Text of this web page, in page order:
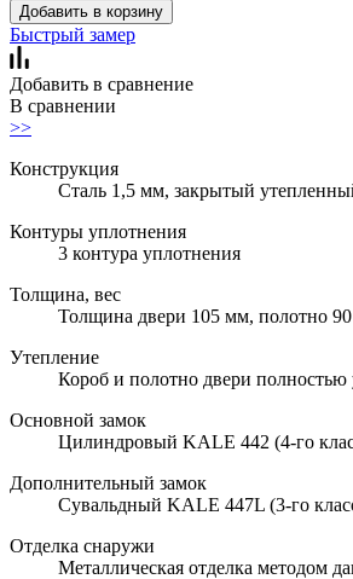
Добавить в корзину
Быстрый замер
Добавить в сравнение
В сравнении
>>
Конструкция
Сталь 1,5 мм, закрытый
Контуры уплотнения
3 контура уплотнения
Толщина, вес
Толщина двери 105 мм, полотно
Утепление
Короб и полотно двери полностью
Основной замок
Цилиндровый KALE 442 (4-го
Дополнительный замок
Сувальдный KALE 447L (3-го
Отделка снаружи
Металлическая отделка методом